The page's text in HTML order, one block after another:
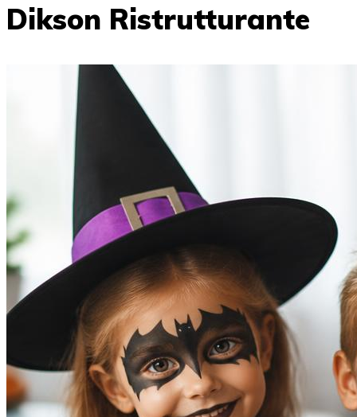
Dikson Ristrutturante